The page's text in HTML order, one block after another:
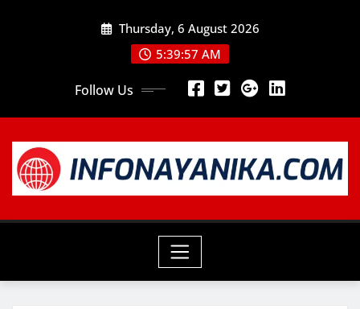
Thursday, 6 August 2026
5:39:58 AM
Follow Us